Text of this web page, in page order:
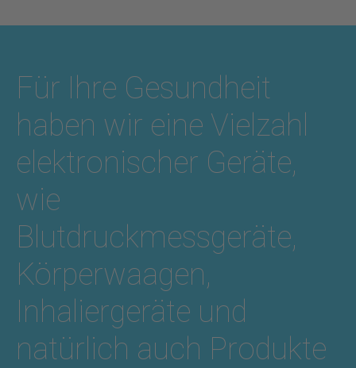
Für Ihre Gesundheit
haben wir eine Vielzahl
elektronischer Geräte,
wie
Blutdruckmessgeräte,
Körperwaagen,
Inhaliergeräte und
natürlich auch Produkte